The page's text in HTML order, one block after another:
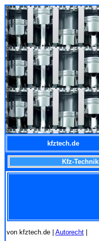
kfztech.de
Kfz-Technik
von kfztech.de | Autorecht